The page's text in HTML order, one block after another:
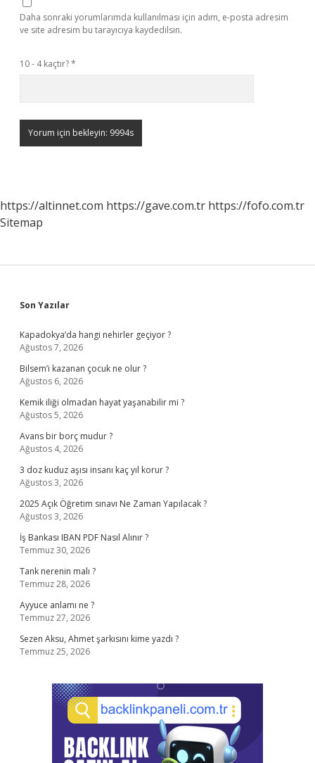
Daha sonraki yorumlarımda kullanılması için adım, e-posta adresim
ve site adresim bu tarayıcıya kaydedilsin.
10 - 4 kaçtır?*
https://altinnet.com https://gave.com.tr https://fofo.com.tr
Sitemap
Sidebar
Son Yazılar
Kapadokya’da hangi nehirler geçiyor ?
Ağustos 7, 2026
Bilsem’i kazanan çocuk ne olur ?
Ağustos 6, 2026
Kemik iliği olmadan hayat yaşanabilir mi ?
Ağustos 5, 2026
Avans bir borç mudur ?
Ağustos 4, 2026
3 doz kuduz aşısı insanı kaç yıl korur ?
Ağustos 3, 2026
2025 Açık Öğretim sınavı Ne Zaman Yapılacak ?
Ağustos 3, 2026
İş Bankası IBAN PDF Nasıl Alınır ?
Temmuz 30, 2026
Tank nerenin malı ?
Temmuz 28, 2026
Ayyuce anlamı ne ?
Temmuz 27, 2026
Sezen Aksu, Ahmet şarkısını kime yazdı ?
Temmuz 25, 2026